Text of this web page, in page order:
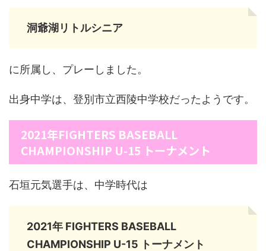
洞爺湖リトルシニア
に所属し、プレーしました。
出身中学は、登別市立西陵中学校だったようです。
2021年FIGHTERS BASEBALL
CHAMPIONSHIP U-15 トーナメント
石垣元気選手は、中学時代は
2021年 FIGHTERS BASEBALL
CHAMPIONSHIP U-15 トーナメント